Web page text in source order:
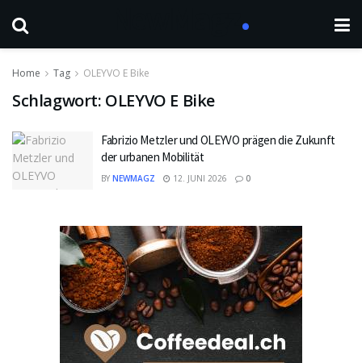
Home Tag OLEYVO E Bike
Schlagwort: OLEYVO E Bike
Fabrizio Metzler und OLEYVO prägen die Zukunft
der urbanen Mobilität
BY NEWMAGZ 12. JUNI 2026 0